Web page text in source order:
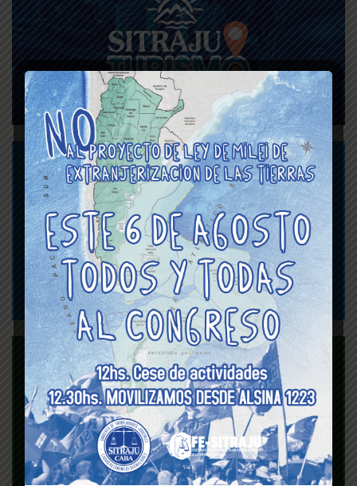
Asignaciones Familiares
y Viáticos del Poder
Judicial de la CABA
Seguro de vida